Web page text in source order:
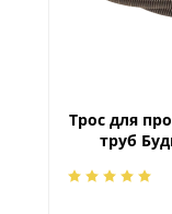
Трос для
труб